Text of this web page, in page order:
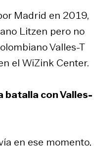
Madrid en 2019,
Litzen pero no
Valles-T
el WiZink Center.
batalla con Valles-
en ese momento,